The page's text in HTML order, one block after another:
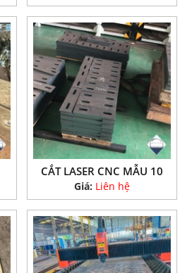
CẮT LASER CNC MẪU 10
Giá: Liên hệ